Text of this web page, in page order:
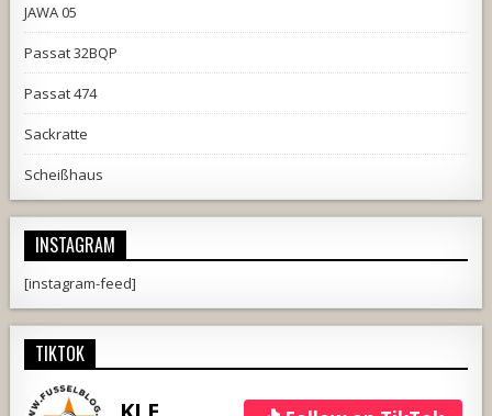
JAWA 05
Passat 32BQP
Passat 474
Sackratte
Scheißhaus
INSTAGRAM
[instagram-feed]
TIKTOK